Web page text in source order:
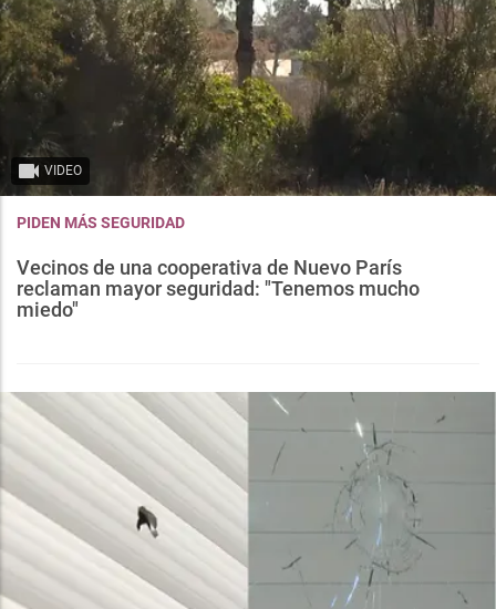
VIDEO
PIDEN MÁS SEGURIDAD
Vecinos de una cooperativa de Nuevo París
reclaman mayor seguridad: "Tenemos mucho
miedo"